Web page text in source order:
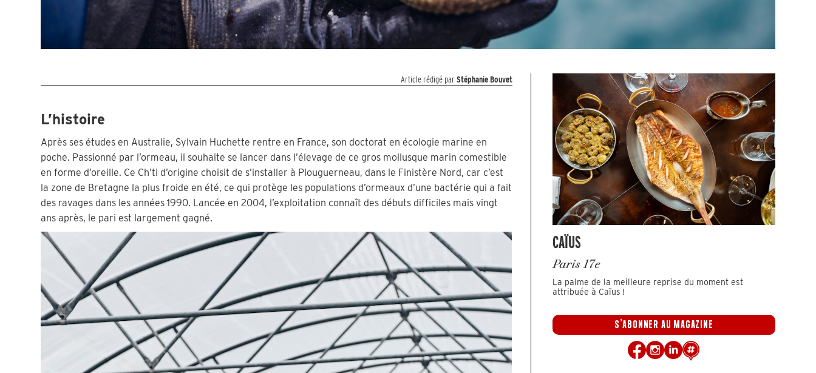
Article rédigé par Stéphanie Bouvet
L’histoire
Après ses études en Australie, Sylvain Huchette rentre en France, son doctorat en écologie marine en
poche. Passionné par l’ormeau, il souhaite se lancer dans l’élevage de ce gros mollusque marin comestible
en forme d’oreille. Ce Ch’ti d’origine choisit de s’installer à Plouguerneau, dans le Finistère Nord, car c’est
la zone de Bretagne la plus froide en été, ce qui protège les populations d’ormeaux d’une bactérie qui a fait
des ravages dans les années 1990. Lancée en 2004, l’exploitation connaît des débuts difficiles mais vingt
ans après, le pari est largement gagné.
CAÏUS
Paris 17e
La palme de la meilleure reprise du moment est
attribuée à Caïus !
S'ABONNER AU MAGAZINE